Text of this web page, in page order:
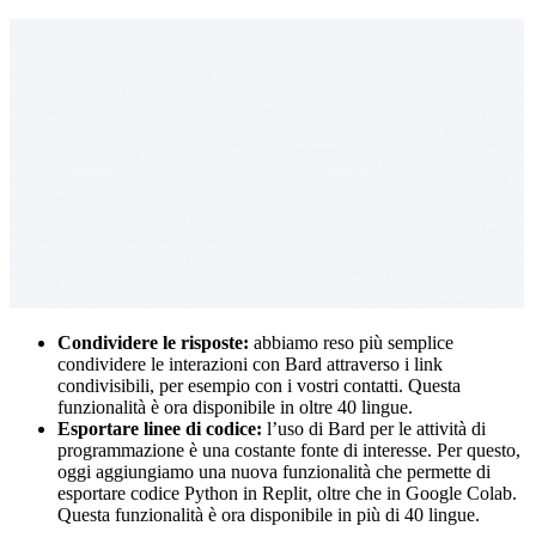
Condividere le risposte: abbiamo reso più semplice
condividere le interazioni con Bard attraverso i link
condivisibili, per esempio con i vostri contatti. Questa
funzionalità è ora disponibile in oltre 40 lingue.
Esportare linee di codice: l’uso di Bard per le attività di
programmazione è una costante fonte di interesse. Per questo,
oggi aggiungiamo una nuova funzionalità che permette di
esportare codice Python in Replit, oltre che in Google Colab.
Questa funzionalità è ora disponibile in più di 40 lingue.